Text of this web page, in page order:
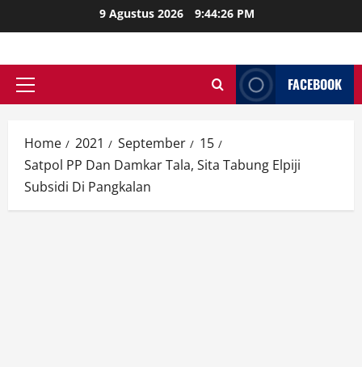
to
9 Agustus 2026 9:44:28 PM
Primary
FACEBOOK
Home 2021 September
15
Satpol PP Dan Damkar Tala, Sita Tabung Elpiji
Subsidi Di Pangkalan